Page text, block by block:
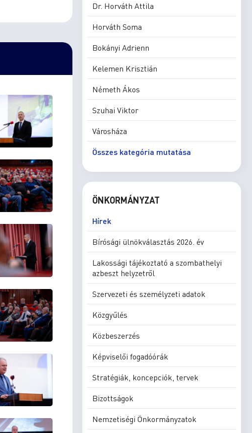
Dr. Horváth Attila
Horváth Soma
Bokányi Adrienn
Kelemen Krisztián
Németh Ákos
Szuhai Viktor
Városháza
Összes kategória mutatása
ÖNKORMÁNYZAT
Hírek
Bírósági ülnökválasztás 2026. év
Lakossági tájékoztató a szombathelyi
azbeszt helyzetről
Szervezeti és személyzeti adatok
Közgyűlés
Közbeszerzés
Képviselői fogadóórák
Stratégiák, koncepciók, tervek
Bizottságok
Nemzetiségi Önkormányzatok